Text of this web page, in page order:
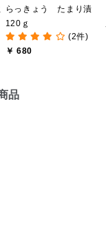
らっきょう たまり漬
120ｇ
(2件)
￥ 680
品